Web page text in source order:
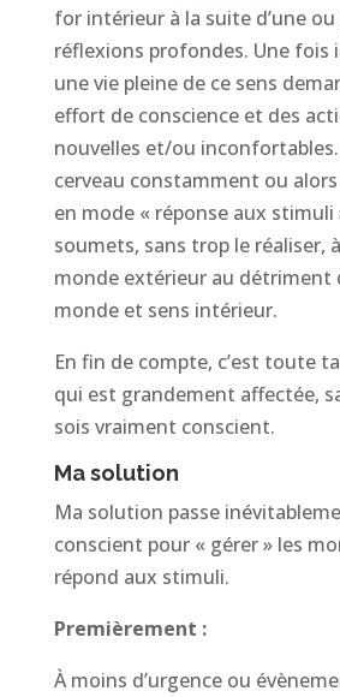
for intérieur à la suite d’une
réflexions profondes. Une fois
une vie pleine de ce sens
effort de conscience et des
nouvelles et/ou inconfortables.
cerveau constamment ou
en mode « réponse aux stimuli
soumets, sans trop le réaliser,
monde extérieur au détriment
monde et sens intérieur.
En fin de compte, c’est toute
qui est grandement affectée,
sois vraiment conscient.
Ma solution
Ma solution passe
conscient pour « gérer » les
répond aux stimuli.
Premièrement :
À moins d’urgence ou